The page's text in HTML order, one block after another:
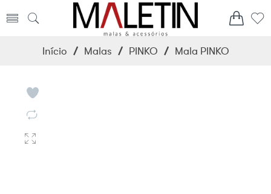
Início / Malas / PINKO / Mala PINKO